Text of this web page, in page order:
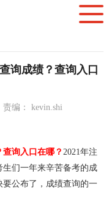
询成绩？查询入口
责编：kevin.shi
查询入口在哪？ 2021年注
们一年来辛苦备考的成
要公布了，成绩查询的一